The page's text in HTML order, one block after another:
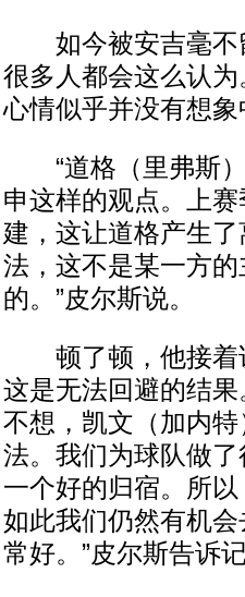
如今被安吉毫不
很多人都会这么认
心情似乎并没有想象
“道格（里弗斯）
申这样的观点。上
建，这让道格产生
法，这不是某一方
的。”皮尔斯说。
顿了顿，他接着
这是无法回避的结
不想，凯文（加内
法。我们为球队做
一个好的归宿。所
如此我们仍然有机
常好。”皮尔斯告诉记